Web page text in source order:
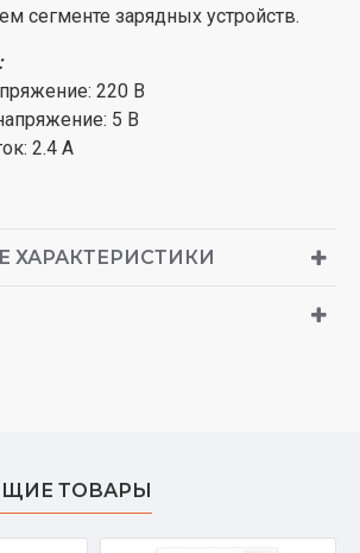
сегменте зарядных устройств.
220 В
5 В
2.4 A
ХАРАКТЕРИСТИКИ
ТОВАРЫ